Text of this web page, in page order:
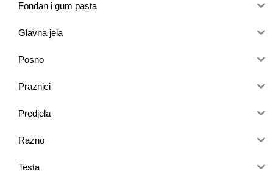
Fondan i gum pasta
Glavna jela
Posno
Praznici
Predjela
Razno
Testa